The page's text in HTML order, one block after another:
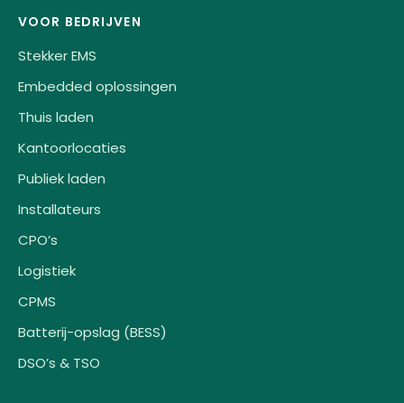
VOOR BEDRIJVEN
Stekker EMS
Embedded oplossingen
Thuis laden
Kantoorlocaties
Publiek laden
Installateurs
CPO’s
Logistiek
CPMS
Batterij-opslag (BESS)
DSO’s & TSO